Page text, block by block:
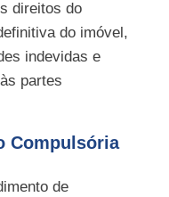
direitos do
do imóvel,
indevidas e
partes
Compulsória
de